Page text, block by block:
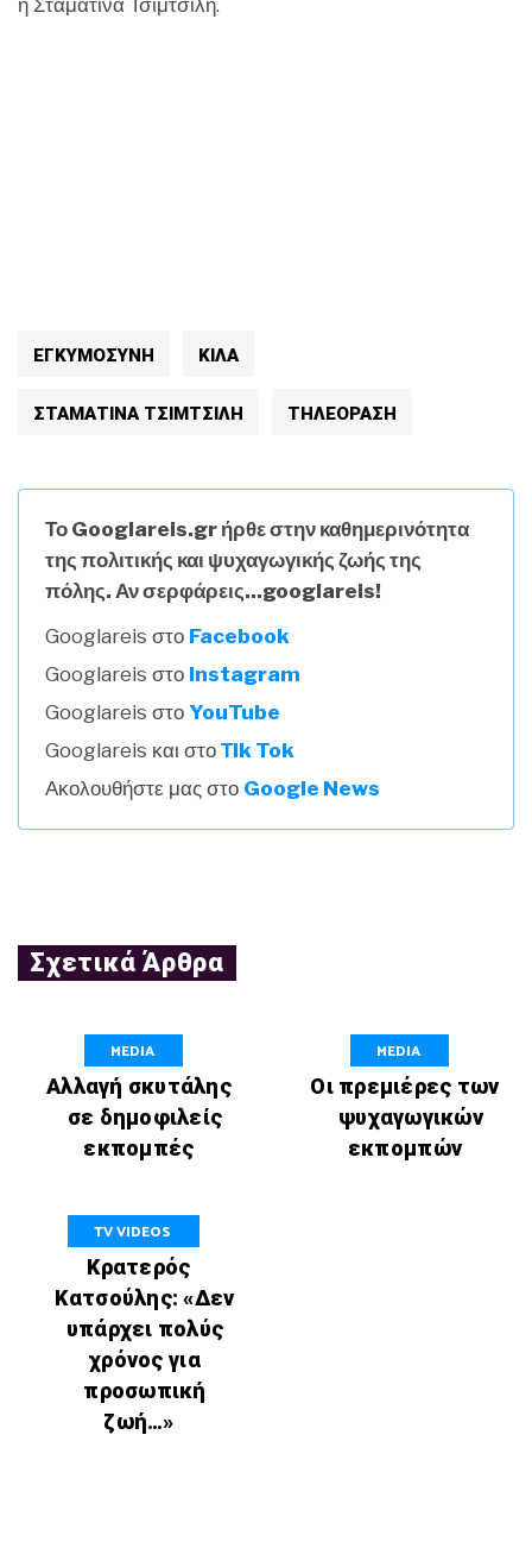
η Σταματίνα Τσιμτσιλή.
ΕΓΚΥΜΟΣΎΝΗ ΚΙΛΑ
ΣΤΑΜΑΤΙΝΑ ΤΣΙΜΤΣΙΛΗ ΤΗΛΕΟΡΑΣΗ
Το Googlareis.gr ήρθε στην καθημερινότητα
της πολιτικής και ψυχαγωγικής ζωής της
πόλης. Αν σερφάρεις...googlareis!
Googlareis στο Facebook
Googlareis στο Instagram
Googlareis στο YouTube
Googlareis και στο Τik Tok
Ακολουθήστε μας στο Google News
Σχετικά Άρθρα
MEDIA
Αλλαγή σκυτάλης
σε δημοφιλείς
εκπομπές
MEDIA
Οι πρεμιέρες των
ψυχαγωγικών
εκπομπών
TV VIDEOS
Κρατερός
Κατσούλης: «Δεν
υπάρχει πολύς
χρόνος για
προσωπική
ζωή…»